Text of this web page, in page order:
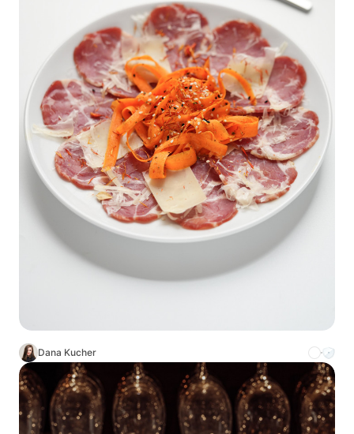
Dana Kucher